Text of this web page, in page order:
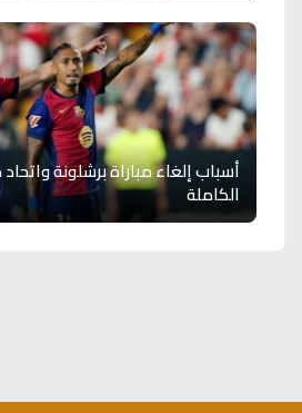
أسباب إلغاء مباراة برشلونة
الكاملة